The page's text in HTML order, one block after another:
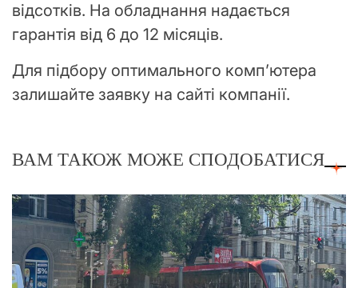
відсотків. На обладнання надається
гарантія від 6 до 12 місяців.
Для підбору оптимального комп’ютера
залишайте заявку на сайті компанії.
ВАМ ТАКОЖ МОЖЕ СПОДОБАТИСЯ